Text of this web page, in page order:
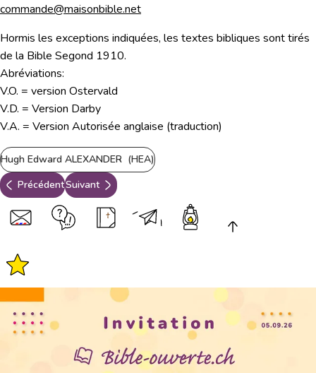
commande@maisonbible.net
Hormis les exceptions indiquées, les textes bibliques sont tirés
de la Bible Segond 1910.
Abréviations:
V.O. = version Ostervald
V.D. = Version Darby
V.A. = Version Autorisée anglaise (traduction)
Hugh Edward ALEXANDER (HEA)
PrécédentSuivant